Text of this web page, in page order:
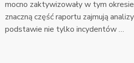
mocno zaktywizowały w tym
znaczną część raportu zajmują
podstawie nie tylko incydentów …